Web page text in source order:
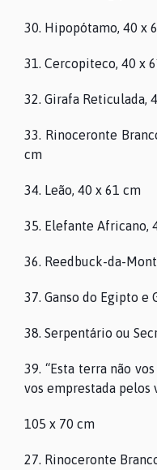
30. Hipopótamo, 40 x
31. Cercopiteco, 40 x
32. Girafa Reticulada,
33. Rinoceronte
cm
34. Leão, 40 x 61 cm
35. Elefante Africano,
36. Reedbuck-da-
37. Ganso do Egipto e
38. Serpentário ou
39. “Esta terra não
vos emprestada pelos
105 x 70 cm
27. Rinoceronte